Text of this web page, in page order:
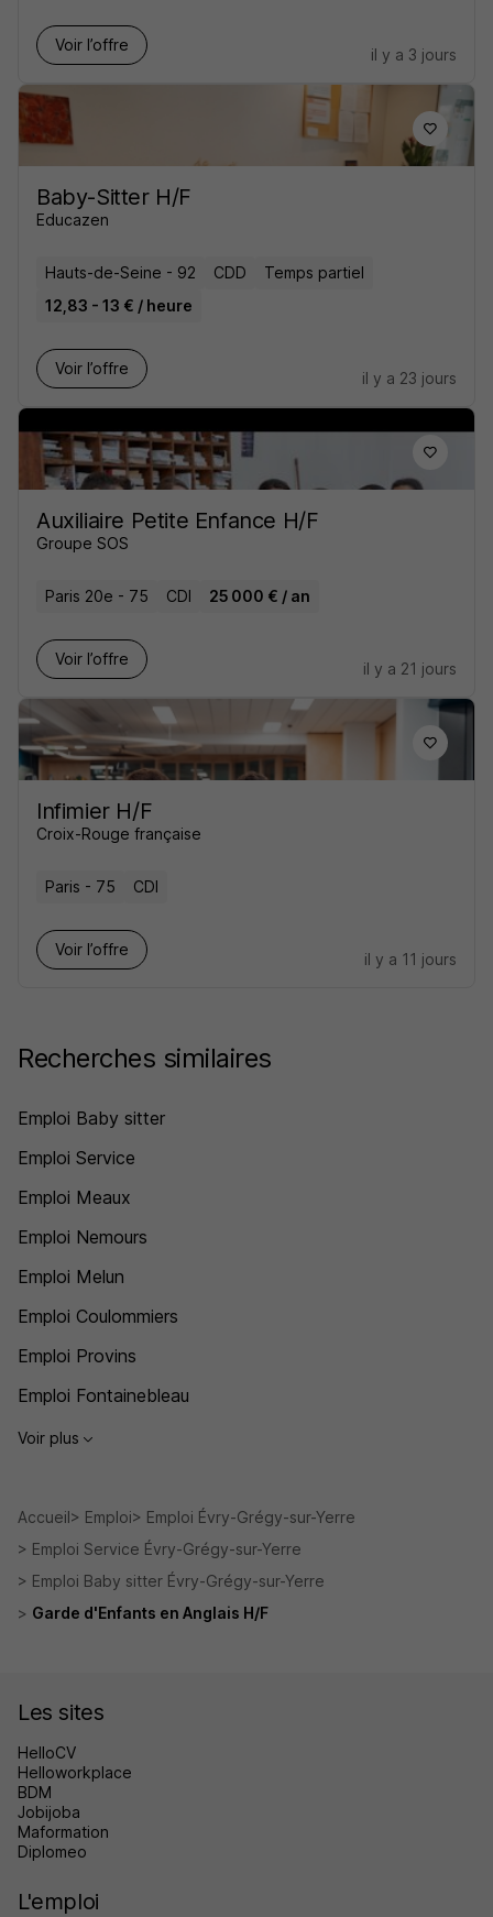
Voir l’offre
il y a 3 jours
Baby-Sitter H/F
Educazen
Hauts-de-Seine - 92 CDD
Temps partiel
12,83 - 13 € / heure
Voir l’offre
il y a 23 jours
Auxiliaire Petite Enfance H/F
Groupe SOS
Paris 20e - 75 CDI 25 000 € / an
Voir l’offre
il y a 21 jours
Infimier H/F
Croix-Rouge française
Paris - 75 CDI
Voir l’offre
il y a 11 jours
Recherches similaires
Emploi Baby sitter
Emploi Service
Emploi Meaux
Emploi Nemours
Emploi Melun
Emploi Coulommiers
Emploi Provins
Emploi Fontainebleau
Voir plus
Accueil Emploi
Emploi Évry-Grégy-sur-Yerre
Emploi Service Évry-Grégy-sur-Yerre
Emploi Baby sitter Évry-Grégy-sur-Yerre
Garde d'Enfants en Anglais H/F
Les sites
HelloCV
Helloworkplace
BDM
Jobijoba
Maformation
Diplomeo
L'emploi